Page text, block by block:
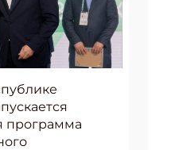
программа